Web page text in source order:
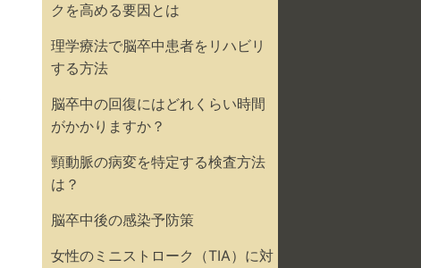
クを高める要因とは
理学療法で脳卒中患者をリハビリ
する方法
脳卒中の回復にはどれくらい時間
がかかりますか？
頸動脈の病変を特定する検査方法
は？
脳卒中後の感染予防策
女性のミニストローク（TIA）に対